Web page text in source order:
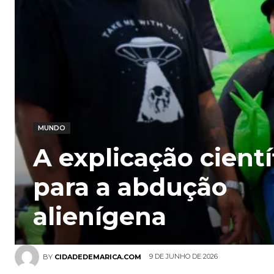
BY CIDADEDEMARICA.COM 9 DE JUNHO DE 2026
MUNDO
A explicação
para a abdução
alienígena